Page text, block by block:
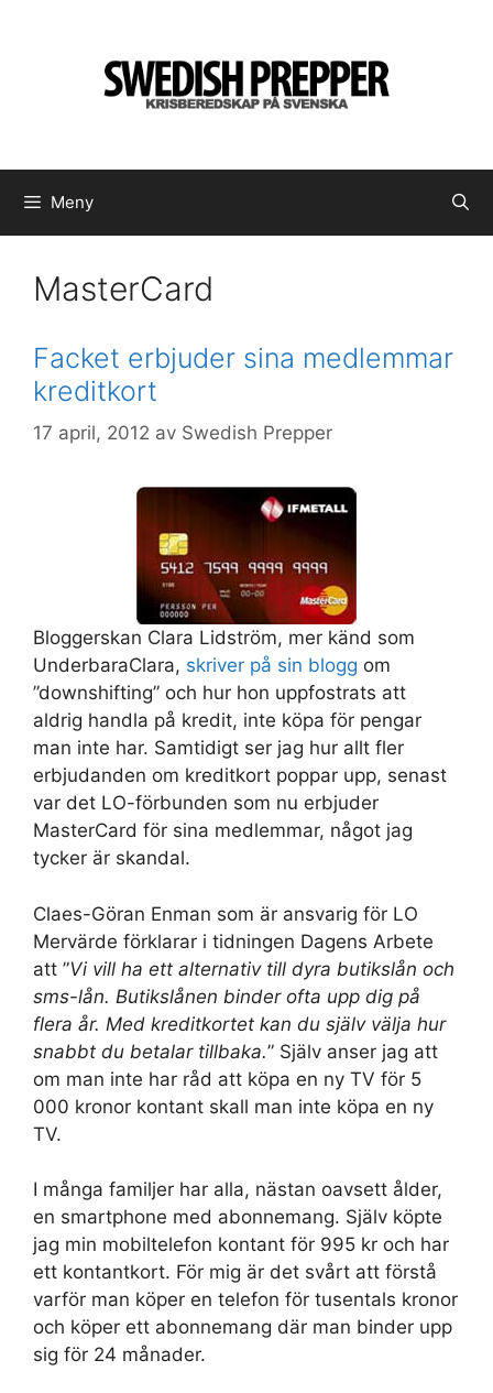
Meny
MasterCard
Facket erbjuder sina medlemmar
kreditkort
17 april, 2012 av Swedish Prepper
Bloggerskan Clara Lidström, mer känd som
UnderbaraClara, skriver på sin blogg om
”downshifting” och hur hon uppfostrats att
aldrig handla på kredit, inte köpa för pengar
man inte har. Samtidigt ser jag hur allt fler
erbjudanden om kreditkort poppar upp, senast
var det LO-förbunden som nu erbjuder
MasterCard för sina medlemmar, något jag
tycker är skandal.
Claes-Göran Enman som är ansvarig för LO
Mervärde förklarar i tidningen Dagens Arbete
att ”Vi vill ha ett alternativ till dyra butikslån och
sms-lån. Butikslånen binder ofta upp dig på
flera år. Med kreditkortet kan du själv välja hur
snabbt du betalar tillbaka.” Själv anser jag att
om man inte har råd att köpa en ny TV för 5
000 kronor kontant skall man inte köpa en ny
TV.
I många familjer har alla, nästan oavsett ålder,
en smartphone med abonnemang. Själv köpte
jag min mobiltelefon kontant för 995 kr och har
ett kontantkort. För mig är det svårt att förstå
varför man köper en telefon för tusentals kronor
och köper ett abonnemang där man binder upp
sig för 24 månader.